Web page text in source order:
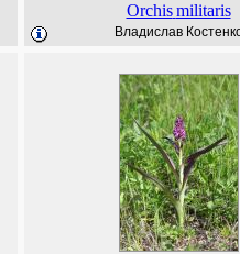
Orchis militaris
Владислав